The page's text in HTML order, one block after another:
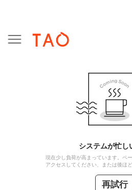
システムが忙し
現在少し負荷が高まっています。ペ
アクセスしてください、または後ほ
再試行